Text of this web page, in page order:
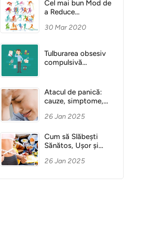
Cel mai bun Mod de
a Reduce
30 Mar 2020
Tulburarea obsesiv
compulsivă
Atacul de panică:
cauze, simptome,
26 Jan 2025
Cum să Slăbești
Sănătos, Ușor și
26 Jan 2025